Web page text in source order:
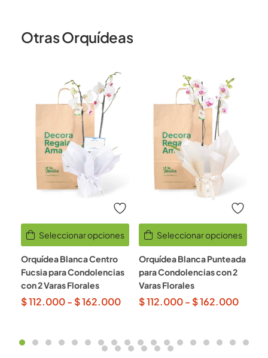
Otras Orquídeas
Seleccionar opciones
Orquídea Blanca Centro
Fucsia para Condolencias
con 2 Varas Florales
$112.000- $162.000
Seleccionar opciones
Orquídea Blanca Punteada
para Condolencias con 2
Varas Florales
$112.000- $162.000